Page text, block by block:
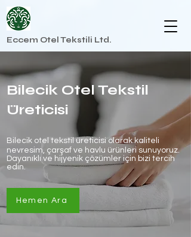
Eccem Otel Tekstili Ltd.
Bilecik Otel Tekstil
Üreticisi
Bilecik otel tekstil üreticisi olarak kaliteli
nevresim, çarşaf ve havlu ürünleri sunuyoruz.
Dayanıklı ve hijyenik çözümler için bizi tercih
edin.
Hemen Ara